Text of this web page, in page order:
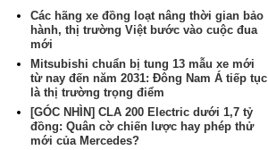
Các hãng xe đồng loạt nâng thời gian bảo
hành, thị trường Việt bước vào cuộc đua
mới
Mitsubishi chuẩn bị tung 13 mẫu xe mới
từ nay đến năm 2031: Đông Nam Á tiếp tục
là thị trường trọng điểm
[GÓC NHÌN] CLA 200 Electric dưới 1,7 tỷ
đồng: Quân cờ chiến lược hay phép thử
mới của Mercedes?